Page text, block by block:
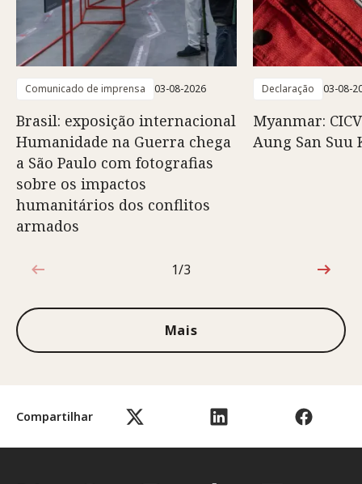
Compartilhar
Comunicado de imprensa 03-08-2026
Brasil: exposição internacional
Humanidade na Guerra chega
a São Paulo com fotografias
sobre os impactos
humanitários dos conflitos
armados
Declaração 03-08-
Myanmar:
Aung San Suu
1 de 3
1/3
Mais